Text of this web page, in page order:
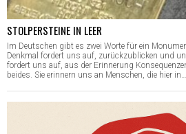
STOLPERSTEINE IN LEER
Im Deutschen gibt es zwei Worte für ein
Denkmal fordert uns auf, zurückzublicken und
fordert uns auf, aus der Erinnerung
beides. Sie erinnern uns an Menschen, die hier in…